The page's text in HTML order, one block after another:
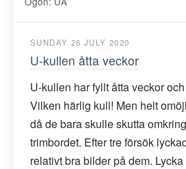
SUNDAY 26 JULY 2020
U-kullen åtta veckor
U-kullen har fyllt åtta veckor
Vilken härlig kull! Men helt
då de bara skulle skutta
trimbordet. Efter tre försök
relativt bra bilder på dem.